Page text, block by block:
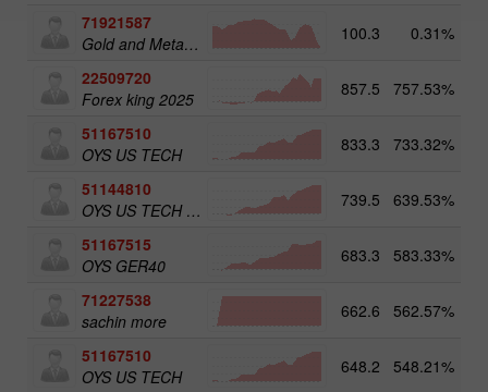
71921587
Gold and Metals 50
100.3 0.31%
22509720
Forex king 2025
857.5 757.53%
51167510
OYS US TECH
833.3 733.32%
51144810
OYS US TECH old
739.5 639.53%
51167515
OYS GER40
683.3 583.33%
71227538
sachin more
662.6 562.57%
51167510
OYS US TECH
648.2 548.21%